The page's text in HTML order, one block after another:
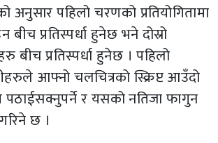
पहिलो चरणको प्रतियोगितामा
बीच प्रतिस्पर्धा हुनेछ भने दोस्रो
बीच प्रतिस्पर्धा हुनेछ । पहिलो
आफ्नो चलचित्रको स्क्रिप्ट आउँदो
पठाईसक्नुपर्ने र यसको नतिजा फागुन
छ ।